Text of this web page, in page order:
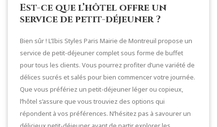
Est-ce que l’hôtel offre un
service de petit-déjeuner ?
Bien sûr ! L’Ibis Styles Paris Mairie de Montreuil propose un
service de petit-déjeuner complet sous forme de buffet
pour tous les clients. Vous pourrez profiter d’une variété de
délices sucrés et salés pour bien commencer votre journée.
Que vous préfériez un petit-déjeuner léger ou copieux,
l’hôtel s’assure que vous trouviez des options qui
répondent à vos préférences. N’hésitez pas à savourer un